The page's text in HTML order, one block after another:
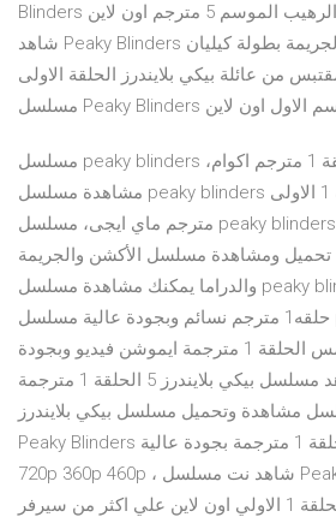
Blinders المسلسل البريطاني الرهيب الموسم 5 مترجم اون لاين
شاهد Peaky Blinders كامل فية الخيال والجريمة بطولة كيليان
من عائلة بيكي بلايندرز الحلقة الاولى
مسلسل peaky blinders الموسم الخامس الحلقة 1 مترجم اكوام،
مشاهدة مسلسل peaky blinders الموسم الخامس الحلقة 1 الاولى
مترجم ماي ايجى، مسلسل peaky blinders الموسم الخامس الحلقة
تحميل ومشاهدة مسلسل الأكشن والجريمة
والدراما يمكنك مشاهدة مسلسل peaky blinders الموسم الخامس
حلقه1 مترجم نسائم وبجودة عالية مسلسل peaky blinders الموسم
الخامس الحلقة 1 مترجمة ايموشن فيديو وبجودة FULL HD 720P
شاهد مسلسل بيكي بلايندرز 5 الحلقة 1 مترجمة egybest وبدون
مشاهدة وتحميل مسلسل بيكي بلايندرز
Peaky Blinders الموسم الخامس الحلقة 1 مترجمة بجودة عالية HD
720p 360p 460p ، شاهد نت مسلسل Peaky Blinders S05E01
الموسم 5 مترجم الحلقة 1 الاولي اون لاين علي اكثر من سيرفر